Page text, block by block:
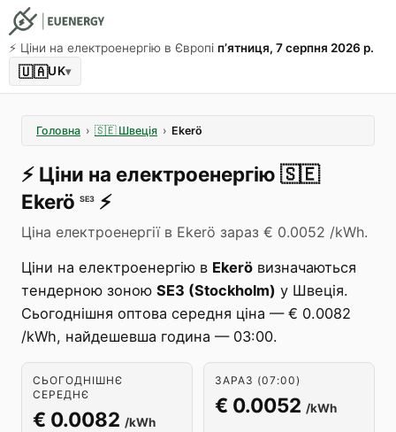
⚡️ Ціни на електроенергію в Європі пʼятниця, 7 серпня 2026 р.
🇺🇦UK▾
Головна › 🇸🇪 Швеція › Ekerö
⚡️ Ціни на електроенергію 🇸🇪
Ekerö SE3 ⚡️
Ціна електроенергії в Ekerö зараз € 0.0052 /kWh.
Ціни на електроенергію в Ekerö визначаються
тендерною зоною SE3 (Stockholm) у Швеція.
Сьогоднішня оптова середня ціна — € 0.0082
/kWh, найдешевша година — 03:00.
СЬОГОДНІШНЄ
СЕРЕДНЄ
€ 0.0082 /kWh
ЗАРАЗ (07:00)
€ 0.0052 /kWh